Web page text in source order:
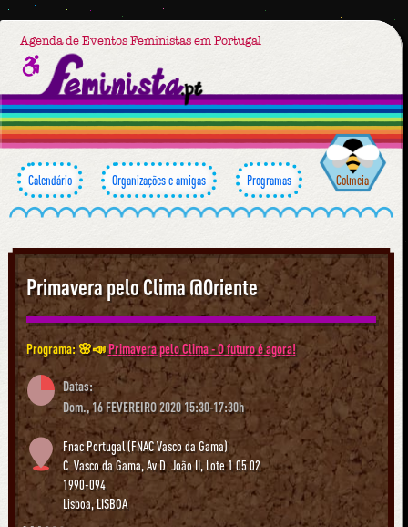
Agenda de Eventos Feministas em Portugal
Calendário Organizações e amigas Programas Colmeia
Primavera pelo Clima @Oriente
Programa: 🌸📣Primavera pelo Clima - O futuro é agora!
Datas:
Dom., 16 FEVEREIRO 2020 15:30-17:30h
Fnac Portugal (FNAC Vasco da Gama)
C. Vasco da Gama, Av D. João II, Lote 1.05.02
1990-094
Lisboa,LISBOA